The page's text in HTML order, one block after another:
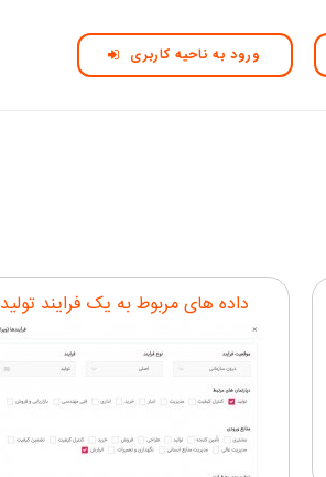
ورود به ناحیه کاربری
داده های مربوط به یک فرایند تولید